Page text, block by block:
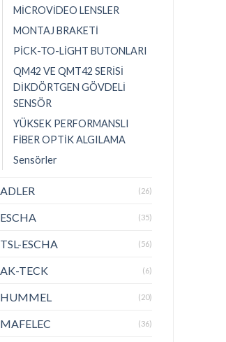
MİCROVİDEO LENSLER
MONTAJ BRAKETİ
PİCK-TO-LİGHT BUTONLARI
QM42 VE QMT42 SERİSİ
DİKDÖRTGEN GÖVDELİ
SENSÖR
YÜKSEK PERFORMANSLI
FİBER OPTİK ALGILAMA
Sensörler
ADLER (26)
ESCHA (35)
TSL-ESCHA (56)
AK-TECK (6)
HUMMEL (20)
MAFELEC (36)